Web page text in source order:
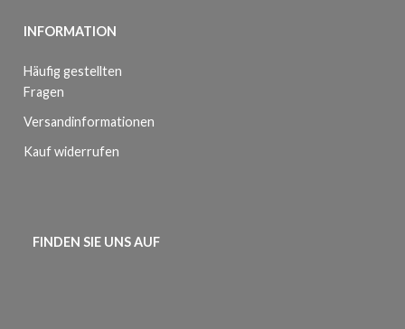
INFORMATION
Häufig gestellten
Fragen
Versandinformationen
Kauf widerrufen
FINDEN SIE UNS AUF